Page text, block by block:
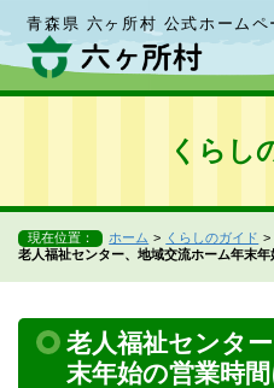
青森県 六ヶ所村 公式ホームペ
くらし
現在位置： ホーム くらしのガイド
老人福祉センター、地域交流ホーム年末
老人福祉センタ
末年始の営業時